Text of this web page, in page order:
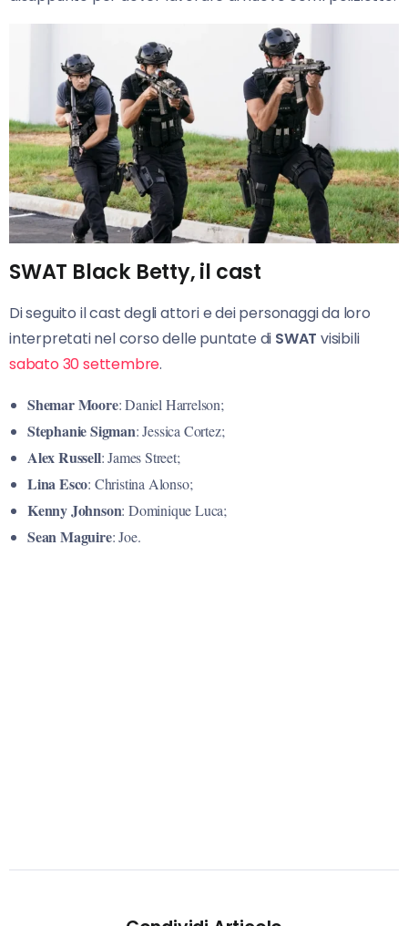
SWAT Black Betty, il cast
Di seguito il cast degli attori e dei personaggi da loro
interpretati nel corso delle puntate di SWAT visibili
sabato 30 settembre.
Shemar Moore: Daniel Harrelson;
StephanieSigman: Jessica Cortez;
Alex Russell: James Street;
LinaEsco: Christina Alonso;
KennyJohnson: Dominique Luca;
SeanMaguire: Joe.